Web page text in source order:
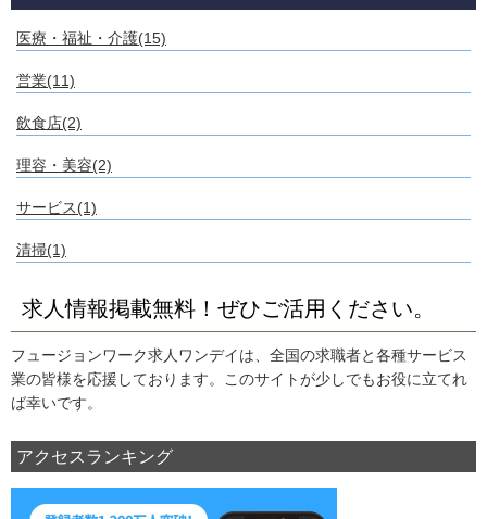
医療・福祉・介護(15)
営業(11)
飲食店(2)
理容・美容(2)
サービス(1)
清掃(1)
求人情報掲載無料！ぜひご活用ください。
フュージョンワーク求人ワンデイは、全国の求職者と各種サービス
業の皆様を応援しております。このサイトが少しでもお役に立てれ
ば幸いです。
アクセスランキング